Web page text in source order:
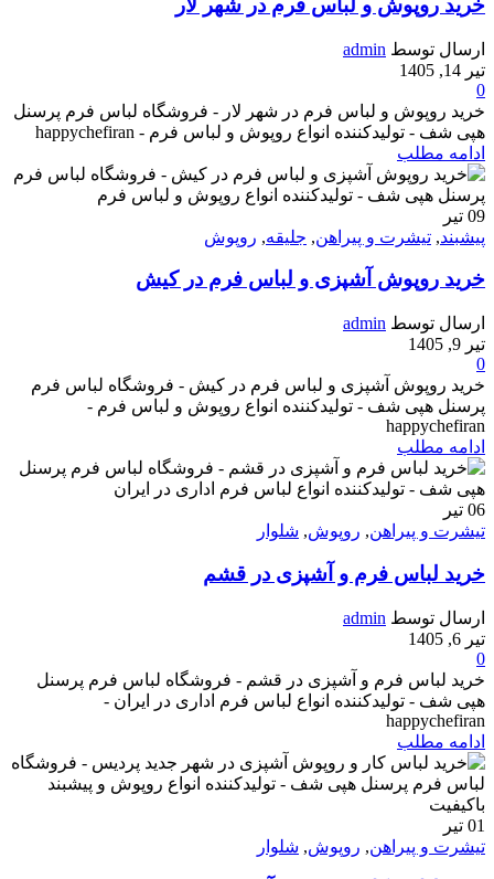
خرید روپوش و لباس فرم در شهر لار
ارسال توسط admin
تیر 14, 1405
0
خرید روپوش و لباس فرم در شهر لار - فروشگاه لباس فرم پرسنل
هپی شف - تولیدکننده انواع روپوش و لباس فرم - happychefiran
ادامه مطلب
09 تیر
پیشبند, تیشرت و پیراهن, جلیقه, روپوش
خرید روپوش آشپزی و لباس فرم در کیش
ارسال توسط admin
تیر 9, 1405
0
خرید روپوش آشپزی و لباس فرم در کیش - فروشگاه لباس فرم
پرسنل هپی شف - تولیدکننده انواع روپوش و لباس فرم -
happychefiran
ادامه مطلب
06 تیر
تیشرت و پیراهن, روپوش, شلوار
خرید لباس فرم و آشپزی در قشم
ارسال توسط admin
تیر 6, 1405
0
خرید لباس فرم و آشپزی در قشم - فروشگاه لباس فرم پرسنل
هپی شف - تولیدکننده انواع لباس فرم اداری در ایران -
happychefiran
ادامه مطلب
01 تیر
تیشرت و پیراهن, روپوش, شلوار